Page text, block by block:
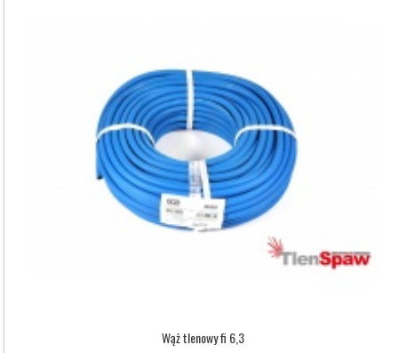
Wąż tlenowy fi 6,3